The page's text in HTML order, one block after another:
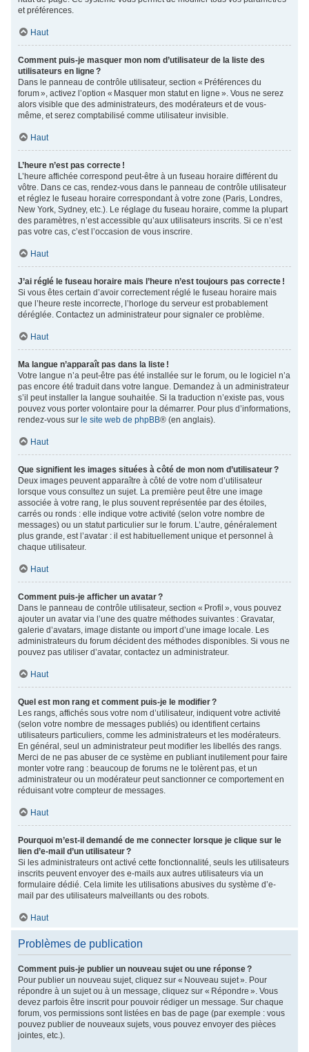
et préférences.
Haut
Comment puis-je masquer mon nom d’utilisateur de la liste des
utilisateurs en ligne ?
Dans le panneau de contrôle utilisateur, section « Préférences du
forum », activez l’option « Masquer mon statut en ligne ». Vous ne serez
alors visible que des administrateurs, des modérateurs et de vous-
même, et serez comptabilisé comme utilisateur invisible.
Haut
L’heure n’est pas correcte !
L’heure affichée correspond peut-être à un fuseau horaire différent du
vôtre. Dans ce cas, rendez-vous dans le panneau de contrôle utilisateur
et réglez le fuseau horaire correspondant à votre zone (Paris, Londres,
New York, Sydney, etc.). Le réglage du fuseau horaire, comme la plupart
des paramètres, n’est accessible qu’aux utilisateurs inscrits. Si ce n’est
pas votre cas, c’est l’occasion de vous inscrire.
Haut
J’ai réglé le fuseau horaire mais l’heure n’est toujours pas correcte !
Si vous êtes certain d’avoir correctement réglé le fuseau horaire mais
que l’heure reste incorrecte, l’horloge du serveur est probablement
déréglée. Contactez un administrateur pour signaler ce problème.
Haut
Ma langue n’apparaît pas dans la liste !
Votre langue n’a peut-être pas été installée sur le forum, ou le logiciel n’a
pas encore été traduit dans votre langue. Demandez à un administrateur
s’il peut installer la langue souhaitée. Si la traduction n’existe pas, vous
pouvez vous porter volontaire pour la démarrer. Pour plus d’informations,
rendez-vous sur le site web de phpBB® (en anglais).
Haut
Que signifient les images situées à côté de mon nom d’utilisateur ?
Deux images peuvent apparaître à côté de votre nom d’utilisateur
lorsque vous consultez un sujet. La première peut être une image
associée à votre rang, le plus souvent représentée par des étoiles,
carrés ou ronds : elle indique votre activité (selon votre nombre de
messages) ou un statut particulier sur le forum. L’autre, généralement
plus grande, est l’avatar : il est habituellement unique et personnel à
chaque utilisateur.
Haut
Comment puis-je afficher un avatar ?
Dans le panneau de contrôle utilisateur, section « Profil », vous pouvez
ajouter un avatar via l’une des quatre méthodes suivantes : Gravatar,
galerie d’avatars, image distante ou import d’une image locale. Les
administrateurs du forum décident des méthodes disponibles. Si vous ne
pouvez pas utiliser d’avatar, contactez un administrateur.
Haut
Quel est mon rang et comment puis-je le modifier ?
Les rangs, affichés sous votre nom d’utilisateur, indiquent votre activité
(selon votre nombre de messages publiés) ou identifient certains
utilisateurs particuliers, comme les administrateurs et les modérateurs.
En général, seul un administrateur peut modifier les libellés des rangs.
Merci de ne pas abuser de ce système en publiant inutilement pour faire
monter votre rang : beaucoup de forums ne le tolèrent pas, et un
administrateur ou un modérateur peut sanctionner ce comportement en
réduisant votre compteur de messages.
Haut
Pourquoi m’est-il demandé de me connecter lorsque je clique sur le
lien d’e-mail d’un utilisateur ?
Si les administrateurs ont activé cette fonctionnalité, seuls les utilisateurs
inscrits peuvent envoyer des e-mails aux autres utilisateurs via un
formulaire dédié. Cela limite les utilisations abusives du système d’e-
mail par des utilisateurs malveillants ou des robots.
Haut
Problèmes de publication
Comment puis-je publier un nouveau sujet ou une réponse ?
Pour publier un nouveau sujet, cliquez sur « Nouveau sujet ». Pour
répondre à un sujet ou à un message, cliquez sur « Répondre ». Vous
devez parfois être inscrit pour pouvoir rédiger un message. Sur chaque
forum, vos permissions sont listées en bas de page (par exemple : vous
pouvez publier de nouveaux sujets, vous pouvez envoyer des pièces
jointes, etc.).